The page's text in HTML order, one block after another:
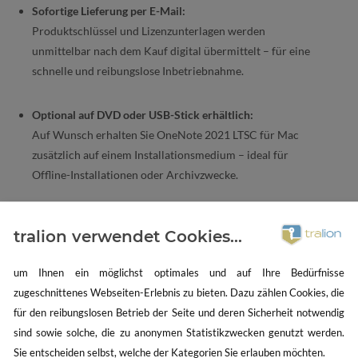
Sofortige Lieferung per E-Mail:
Produktschlüssel und Lizenzunterlagen werden
unmittelbar nach dem Kauf digital übermittelt – für eine
schnelle und reibungslose Inbetriebnahme.
Optional auf DVD oder USB-Stick erhältlich:
Auf Wunsch erhalten Sie OneNote 2021 LTSC für Mac
zusätzlich auf einem Installationsmedium – ideal für
Offline-Installationen oder Archivzwecke.
Sie erhalten vollständige, rechtskonforme Lizenzunterlagen
ideal für geschäftliche und institutionelle Anforderungen.
Warum Microsoft OneNote
tralion verwendet Cookies...
um Ihnen ein möglichst optimales und auf Ihre Bedürfnisse
zugeschnittenes Webseiten-Erlebnis zu bieten. Dazu zählen Cookies, die
für den reibungslosen Betrieb der Seite und deren Sicherheit notwendig
sind sowie solche, die zu anonymen Statistikzwecken genutzt werden.
Sie entscheiden selbst, welche der Kategorien Sie erlauben möchten.